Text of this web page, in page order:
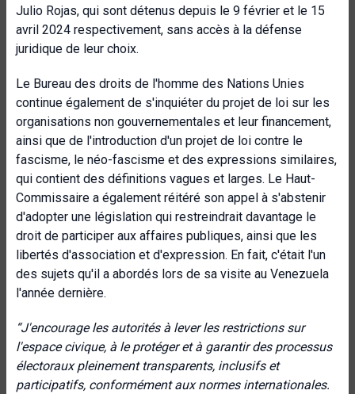
Julio Rojas, qui sont détenus depuis le 9 février et le 15
avril 2024 respectivement, sans accès à la défense
juridique de leur choix.
Le Bureau des droits de l'homme des Nations Unies
continue également de s'inquiéter du projet de loi sur les
organisations non gouvernementales et leur financement,
ainsi que de l'introduction d'un projet de loi contre le
fascisme, le néo-fascisme et des expressions similaires,
qui contient des définitions vagues et larges. Le Haut-
Commissaire a également réitéré son appel à s'abstenir
d'adopter une législation qui restreindrait davantage le
droit de participer aux affaires publiques, ainsi que les
libertés d'association et d'expression. En fait, c'était l'un
des sujets qu'il a abordés lors de sa visite au Venezuela
l'année dernière.
“J'encourage les autorités à lever les restrictions sur
l'espace civique, à le protéger et à garantir des processus
électoraux pleinement transparents, inclusifs et
participatifs, conformément aux normes internationales.